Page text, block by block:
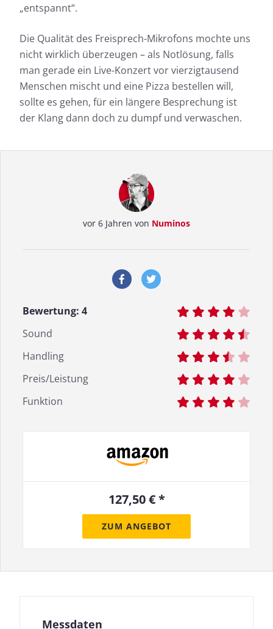
„entspannt“.
Die Qualität des Freisprech-Mikrofons mochte uns
nicht wirklich überzeugen – als Notlösung, falls
man gerade ein Live-Konzert vor vierzigtausend
Menschen mischt und eine Pizza bestellen will,
sollte es gehen, für ein längere Besprechung ist
der Klang dann doch zu dumpf und verwaschen.
vor 6 Jahren von Numinos
Bewertung: 4
Sound
Handling
Preis/Leistung
Funktion
127,50 € *
ZUM ANGEBOT
Messdaten
Messdaten für Mackie MC-350
Fast jeder Test-Kopfhörer wird von uns geprüft:
innen dringen.